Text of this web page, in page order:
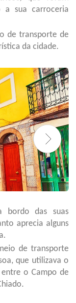
a sua carroceria
de transporte de
da cidade.
bordo das suas
aprecia alguns
de transporte
que utilizava o
o Campo de